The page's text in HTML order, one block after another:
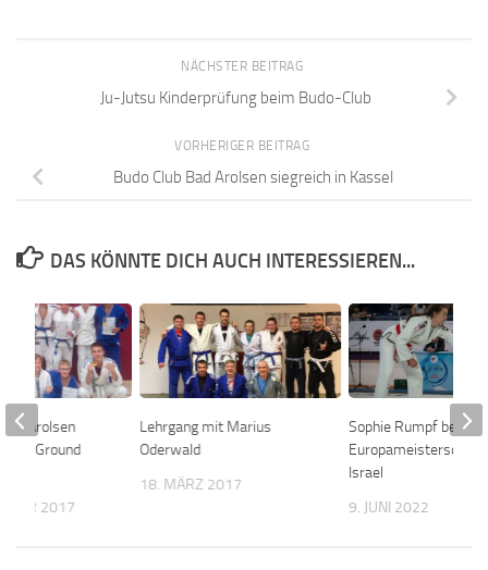
NÄCHSTER BEITRAG
Ju-Jutsu Kinderprüfung beim Budo-Club
VORHERIGER BEITRAG
Budo Club Bad Arolsen siegreich in Kassel
DAS KÖNNTE DICH AUCH INTERESSIEREN...
Lehrgang mit Marius
Oderwald
18. MÄRZ 2017
Sophie Rumpf bei der
Europameisterschaft
Israel
9. JUNI 2022
Arolsen
Ground
2017